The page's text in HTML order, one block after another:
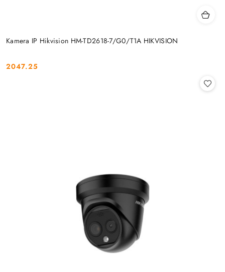
Kamera IP Hikvision HM-TD2618-7/G0/T1A HIKVISION
Cena:
2047.25